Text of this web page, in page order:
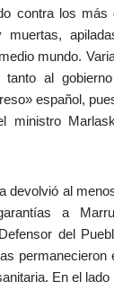
contra los más
muertas,
mundo.
tanto al
español,
ministro
devolvió al
a
del
permanecieron
En el